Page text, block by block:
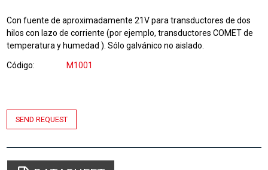
Con fuente de aproximadamente 21V para transductores de dos
hilos con lazo de corriente (por ejemplo, transductores COMET de
temperatura y humedad ) Sólo galvánico no aislado.
Código M1001
SEND REQUEST